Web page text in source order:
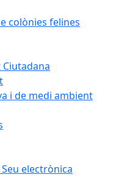
colònies felines
i de medi ambient
electrònica